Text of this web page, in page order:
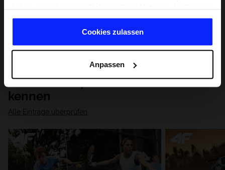
gesammelt haben.
Cookies zulassen
Anpassen
Lernen Sie Sport von Grund auf
kennen
Alle Einträge überprüfen